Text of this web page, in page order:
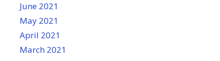
June 2021
May 2021
April 2021
March 2021